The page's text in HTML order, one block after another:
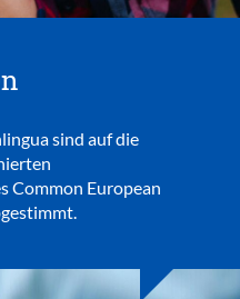
sind auf die
Common European